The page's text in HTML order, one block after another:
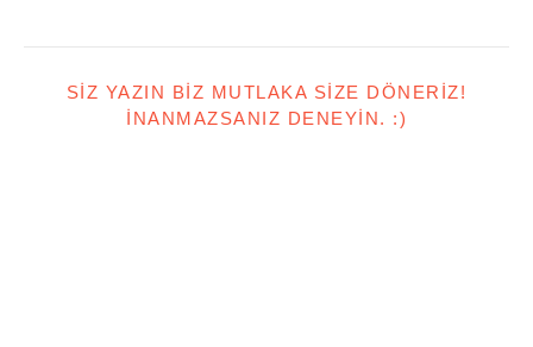
SIZ YAZIN BIZ MUTLAKA SIZE DÖNERIZ!
İNANMAZSANIZ DENEYIN. :)